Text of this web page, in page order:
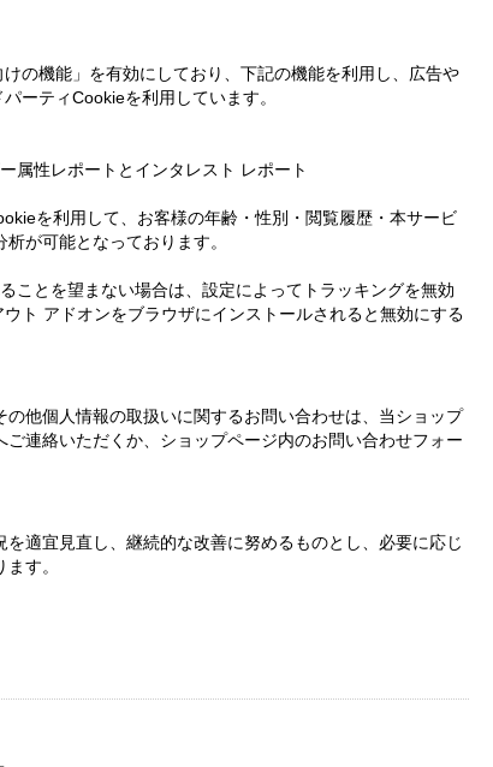
の機能」を有効にしており、下記の機能を利用し、広告や
ーティCookieを利用しています。
属性レポートとインタレスト レポート
を利用して、お客様の年齢・性別・閲覧履歴・本サービ
が可能となっております。
ことを望まない場合は、設定によってトラッキングを無効
ト アドオンをブラウザにインストールされると無効にする
他個人情報の取扱いに関するお問い合わせは、当ショップ
連絡いただくか、ショップページ内のお問い合わせフォー
適宜見直し、継続的な改善に努めるものとし、必要に応じ
す。